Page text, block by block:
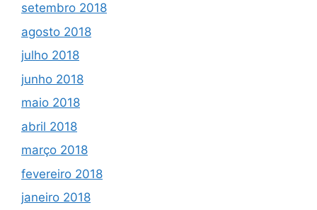
setembro 2018
agosto 2018
julho 2018
junho 2018
maio 2018
abril 2018
março 2018
fevereiro 2018
janeiro 2018